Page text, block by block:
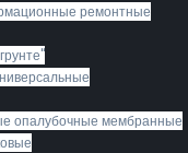
ремонтные
опалубочные мембранные